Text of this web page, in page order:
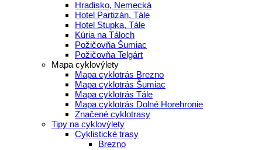
Hradisko, Nemecká
Hotel Partizán, Tále
Hotel Stupka, Tále
Kúria na Táloch
Požičovňa Šumiac
Požičovňa Telgárt
Mapa cyklovýlety
Mapa cyklotrás Brezno
Mapa cyklotrás Šumiac
Mapa cyklotrás Tále
Mapa cyklotrás Dolné Horehronie
Značené cyklotrasy
Tipy na cyklovýlety
Cyklistické trasy
Brezno